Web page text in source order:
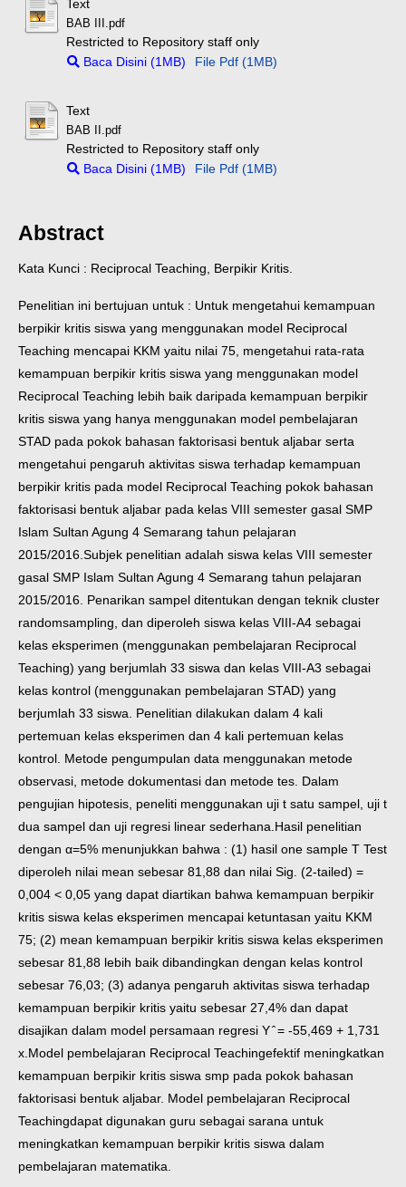
Text
BAB III.pdf
Restricted to Repository staff only
Baca Disini (1MB)
File Pdf (1MB)
Text
BAB II.pdf
Restricted to Repository staff only
Baca Disini (1MB)
File Pdf (1MB)
Abstract
Kata Kunci : Reciprocal Teaching, Berpikir Kritis.
Penelitian ini bertujuan untuk : Untuk mengetahui kemampuan
berpikir kritis siswa yang menggunakan model Reciprocal
Teaching mencapai KKM yaitu nilai 75, mengetahui rata-rata
kemampuan berpikir kritis siswa yang menggunakan model
Reciprocal Teaching lebih baik daripada kemampuan berpikir
kritis siswa yang hanya menggunakan model pembelajaran
STAD pada pokok bahasan faktorisasi bentuk aljabar serta
mengetahui pengaruh aktivitas siswa terhadap kemampuan
berpikir kritis pada model Reciprocal Teaching pokok bahasan
faktorisasi bentuk aljabar pada kelas VIII semester gasal SMP
Islam Sultan Agung 4 Semarang tahun pelajaran
2015/2016. Subjek penelitian adalah siswa kelas VIII semester
gasal SMP Islam Sultan Agung 4 Semarang tahun pelajaran
2015/2016. Penarikan sampel ditentukan dengan teknik cluster
randomsampling, dan diperoleh siswa kelas VIII-A4 sebagai
kelas eksperimen (menggunakan pembelajaran Reciprocal
Teaching) yang berjumlah 33 siswa dan kelas VIII-A3 sebagai
kelas kontrol (menggunakan pembelajaran STAD) yang
berjumlah 33 siswa. Penelitian dilakukan dalam 4 kali
pertemuan kelas eksperimen dan 4 kali pertemuan kelas
kontrol. Metode pengumpulan data menggunakan metode
observasi, metode dokumentasi dan metode tes. Dalam
pengujian hipotesis, peneliti menggunakan uji t satu sampel, uji t
dua sampel dan uji regresi linear sederhana. Hasil penelitian
dengan α=5% menunjukkan bahwa : (1) hasil one sample T Test
diperoleh nilai mean sebesar 81,88 dan nilai Sig. (2-tailed) =
0,004 < 0,05 yang dapat diartikan bahwa kemampuan berpikir
kritis siswa kelas eksperimen mencapai ketuntasan yaitu KKM
75; (2) mean kemampuan berpikir kritis siswa kelas eksperimen
sebesar 81,88 lebih baik dibandingkan dengan kelas kontrol
sebesar 76,03; (3) adanya pengaruh aktivitas siswa terhadap
kemampuan berpikir kritis yaitu sebesar 27,4% dan dapat
disajikan dalam model persamaan regresi Y ̂ = -55,469 + 1,731
x.Model pembelajaran Reciprocal Teachingefektif meningkatkan
kemampuan berpikir kritis siswa smp pada pokok bahasan
faktorisasi bentuk aljabar. Model pembelajaran Reciprocal
Teachingdapat digunakan guru sebagai sarana untuk
meningkatkan kemampuan berpikir kritis siswa dalam
pembelajaran matematika.